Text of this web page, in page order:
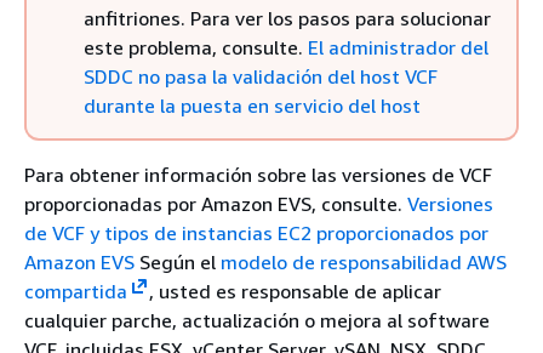
anfitriones. Para ver los pasos para solucionar
este problema, consulte. El administrador del
SDDC no pasa la validación del host VCF
durante la puesta en servicio del host
Para obtener información sobre las versiones de VCF
proporcionadas por Amazon EVS, consulte. Versiones
de VCF y tipos de instancias EC2 proporcionados por
Amazon EVS Según el modelo de responsabilidad AWS
compartida
, usted es responsable de aplicar
cualquier parche, actualización o mejora al software